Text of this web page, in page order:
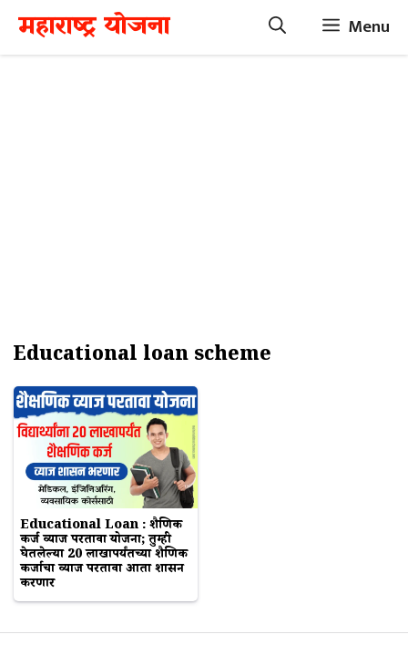
Skip
content
महाराष्ट्र योजना Menu
Educational loan scheme
Educational Loan : शैक्षणिक
कर्ज व्याज परतावा योजना; तुम्ही
घेतलेल्या 20 लाखापर्यंतच्या शैक्षणिक
कर्जाचा व्याज परतावा आता शासन
करणार